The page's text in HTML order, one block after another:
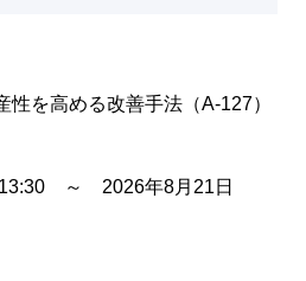
を高める改善手法（A-127）
～ 2026年8月21日